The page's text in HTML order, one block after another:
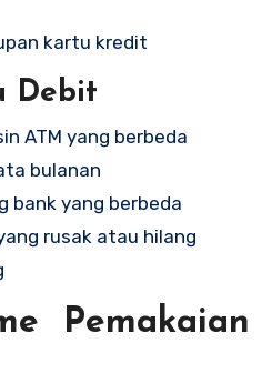
kartu kredit
Debit
ATM yang berbeda
bulanan
bank yang berbeda
rusak atau hilang
Pemakaian